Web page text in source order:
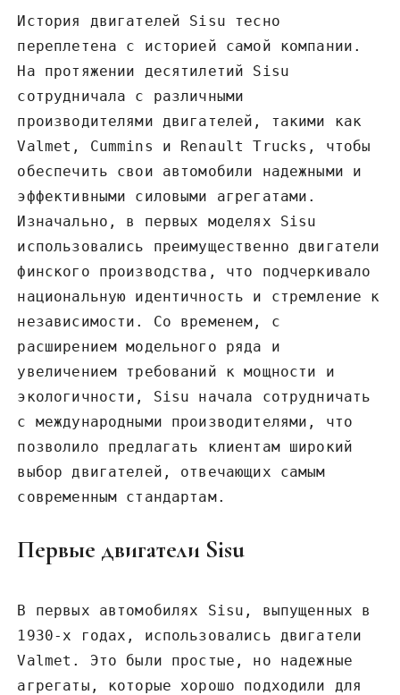
История двигателей Sisu тесно
переплетена с историей самой компании.
На протяжении десятилетий Sisu
сотрудничала с различными
производителями двигателей‚ такими как
Valmet‚ Cummins и Renault Trucks‚ чтобы
обеспечить свои автомобили надежными и
эффективными силовыми агрегатами.
Изначально‚ в первых моделях Sisu
использовались преимущественно двигатели
финского производства‚ что подчеркивало
национальную идентичность и стремление к
независимости. Со временем‚ с
расширением модельного ряда и
увеличением требований к мощности и
экологичности‚ Sisu начала сотрудничать
с международными производителями‚ что
позволило предлагать клиентам широкий
выбор двигателей‚ отвечающих самым
современным стандартам.
Первые двигатели Sisu
В первых автомобилях Sisu‚ выпущенных в
1930-х годах‚ использовались двигатели
Valmet. Это были простые‚ но надежные
агрегаты‚ которые хорошо подходили для